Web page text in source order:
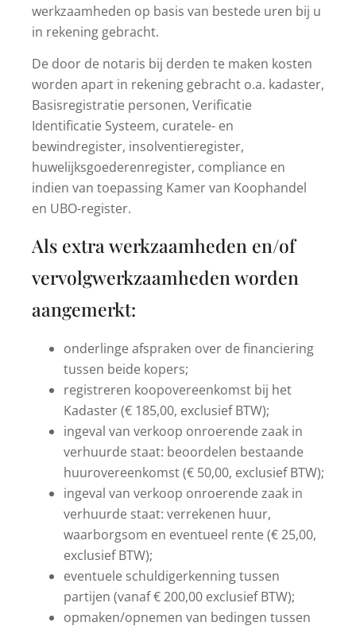
werkzaamheden op basis van bestede uren bij u
in rekening gebracht.
De door de notaris bij derden te maken kosten
worden apart in rekening gebracht o.a. kadaster,
Basisregistratie personen, Verificatie
Identificatie Systeem, curatele- en
bewindregister, insolventieregister,
huwelijksgoederenregister, compliance en
indien van toepassing Kamer van Koophandel
en UBO-register.
Als extra werkzaamheden en/of
vervolgwerkzaamheden worden
aangemerkt:
onderlinge afspraken over de financiering
tussen beide kopers;
registreren koopovereenkomst bij het
Kadaster (€ 185,00, exclusief BTW);
ingeval van verkoop onroerende zaak in
verhuurde staat: beoordelen bestaande
huurovereenkomst (€ 50,00, exclusief BTW);
ingeval van verkoop onroerende zaak in
verhuurde staat: verrekenen huur,
waarborgsom en eventueel rente (€ 25,00,
exclusief BTW);
eventuele schuldigerkenning tussen
partijen (vanaf € 200,00 exclusief BTW);
opmaken/opnemen van bedingen tussen